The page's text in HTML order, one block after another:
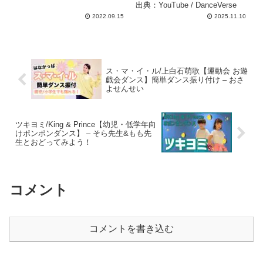
2022.09.15
出典：YouTube / DanceVerse
2025.11.10
ス・マ・イ・ル/上白石萌歌【運動会 お遊
戯会ダンス】簡単ダンス振り付け – おさ
よせんせい
ツキヨミ/King & Prince【幼児・低学年向
けポンポンダンス】 – そら先生&もも先
生とおどってみよう！
コメント
コメントを書き込む